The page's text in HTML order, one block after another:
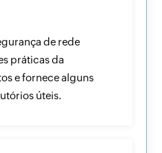
de rede
práticas da
e fornece alguns
úteis.